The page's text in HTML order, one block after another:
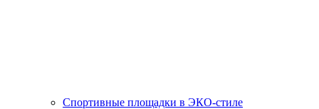
Спортивные площадки в ЭКО-стиле